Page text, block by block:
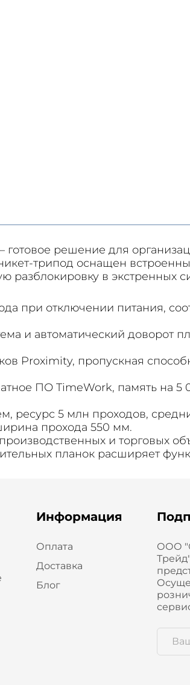
готовое решение для
трипод оснащен
в экстренных
при отключении питания,
и автоматический доворот
Proximity, пропускная
ПО TimeWork, память на
5 млн проходов,
прохода 550 мм.
и торговых
планок расширяет
Информация
Оплата
Доставка
Блог
ООО